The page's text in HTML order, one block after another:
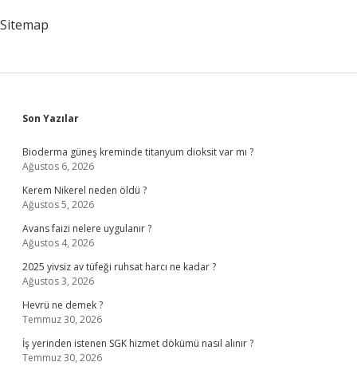
Sitemap
Sidebar
Son Yazılar
Bioderma güneş kreminde titanyum dioksit var mı ?
Ağustos 6, 2026
Kerem Nikerel neden öldü ?
Ağustos 5, 2026
Avans faizi nelere uygulanır ?
Ağustos 4, 2026
2025 yivsiz av tüfeği ruhsat harcı ne kadar ?
Ağustos 3, 2026
Hevrü ne demek ?
Temmuz 30, 2026
İş yerinden istenen SGK hizmet dökümü nasıl alınır ?
Temmuz 30, 2026